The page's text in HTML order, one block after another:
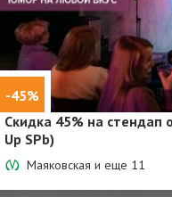
-45%
Скидка 45% на стендап
Up SPb)
Маяковская и еще 11